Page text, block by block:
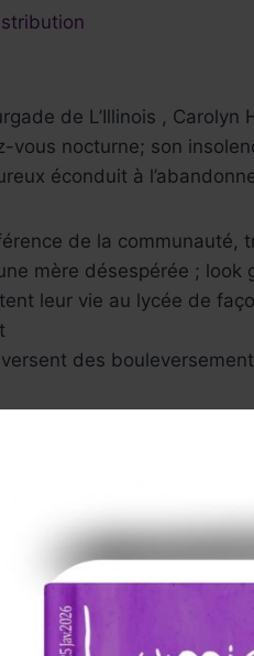
de L’Illinois , Carolyn
vous nocturne; son
éconduit à
de la communauté,
mère désespérée ;
leur vie au lycée de
des
aux questionnements, en
la rupture qui suscitent
morte.
mais non dénué